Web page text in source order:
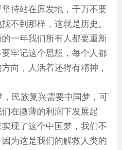
持站在原发地，千万不要
不到那样，这就是历史。
一年我们所有人都要重新
牢记这个思想，每个人都
向，人活着还得有精神，
民族复兴需要中国梦，可
在微薄的利润下发展起
现了这个中国梦，我们不
为这是我们的解救人类的